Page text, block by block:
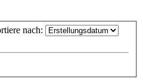
nach: